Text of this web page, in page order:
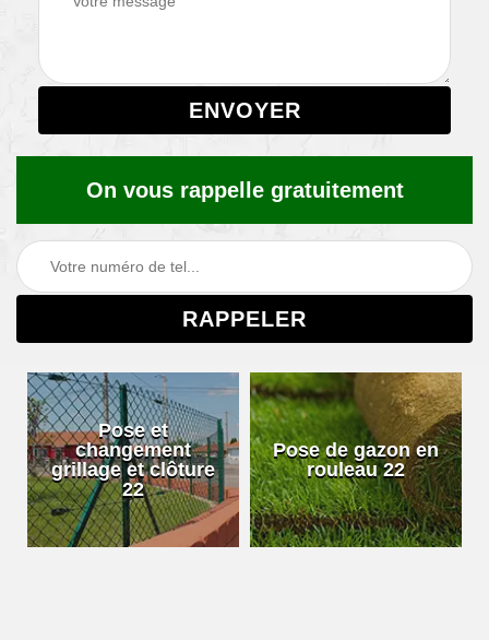
On vous rappelle gratuitement
Pose et
changement
grillage et clôture
22
Pose de gazon en
rouleau 22